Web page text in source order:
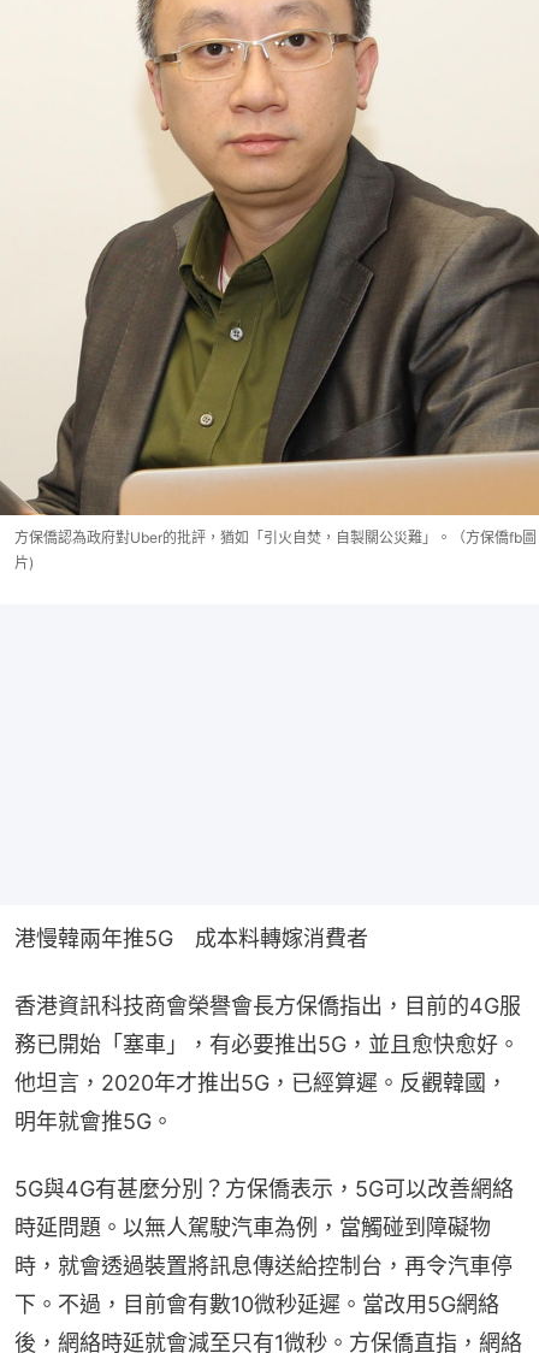
方保僑認為政府對Uber的批評，猶如「引火自焚，自製關公災難」。（方保僑fb圖
片)
港慢韓兩年推5G　成本料轉嫁消費者
香港資訊科技商會榮譽會長方保僑指出，目前的4G服
務已開始「塞車」，有必要推出5G，並且愈快愈好。
他坦言，2020年才推出5G，已經算遲。反觀韓國，
明年就會推5G。
5G與4G有甚麼分別？方保僑表示，5G可以改善網絡
時延問題。以無人駕駛汽車為例，當觸碰到障礙物
時，就會透過裝置將訊息傳送給控制台，再令汽車停
下。不過，目前會有數10微秒延遲。當改用5G網絡
後，網絡時延就會減至只有1微秒。方保僑直指，網絡